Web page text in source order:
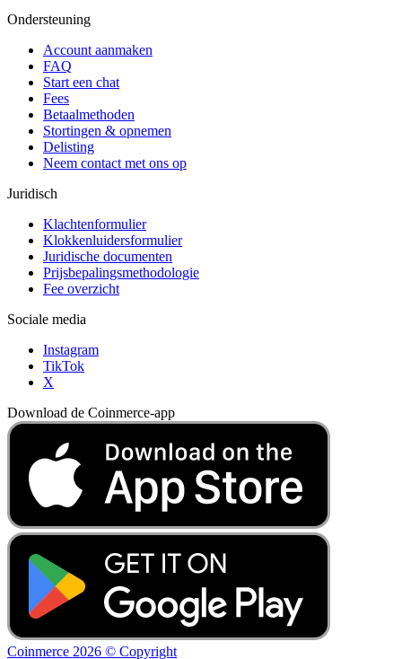
Ondersteuning
Account aanmaken
FAQ
Start een chat
Fees
Betaalmethoden
Stortingen & opnemen
Delisting
Neem contact met ons op
Juridisch
Klachtenformulier
Klokkenluidersformulier
Juridische documenten
Prijsbepalingsmethodologie
Fee overzicht
Sociale media
Instagram
TikTok
X
Download de Coinmerce-app
Coinmerce 2026 © Copyright